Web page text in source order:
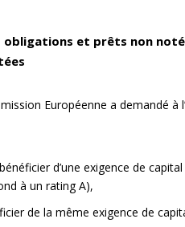
obligations et prêts non
Européenne a demandé à
d’une exigence de
à un rating A),
de la même exigence de